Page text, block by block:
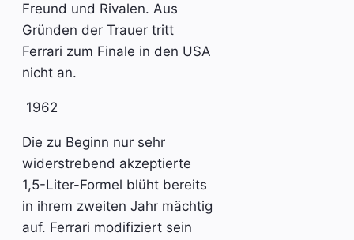
Freund und Rivalen. Aus
Gründen der Trauer tritt
Ferrari zum Finale in den USA
nicht an.
1962
Die zu Beginn nur sehr
widerstrebend akzeptierte
1,5-Liter-Formel blüht bereits
in ihrem zweiten Jahr mächtig
auf. Ferrari modifiziert sein